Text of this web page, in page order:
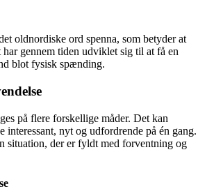
oldnordiske ord spenna, som betyder at
gennem tiden udviklet sig til at få en
blot fysisk spænding.
på flere forskellige måder. Det kan
interessant, nyt og udfordrende på én gang.
situation, der er fyldt med forventning og